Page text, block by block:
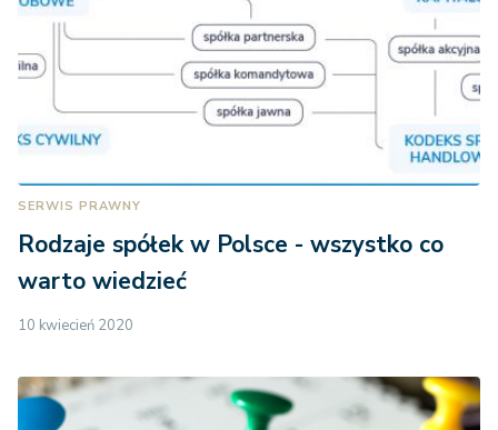
SERWIS PRAWNY
Rodzaje spółek w Polsce - wszystko co
warto wiedzieć
10 kwiecień 2020